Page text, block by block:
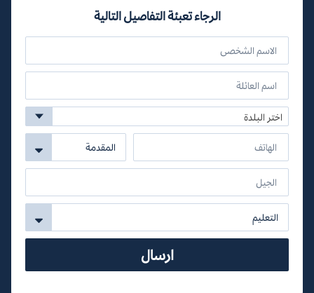
الرجاء تعبئة التفاصيل التالية
اختر البلدة
ارسال